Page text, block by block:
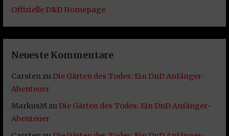
Offizielle D&D Homepage
Neueste Kommentare
Carstenzu Die Gärten des Todes: Ein DnD Anfänger-
Abenteuer
MarkusMzu Die Gärten des Todes: Ein DnD Anfänger-
Abenteuer